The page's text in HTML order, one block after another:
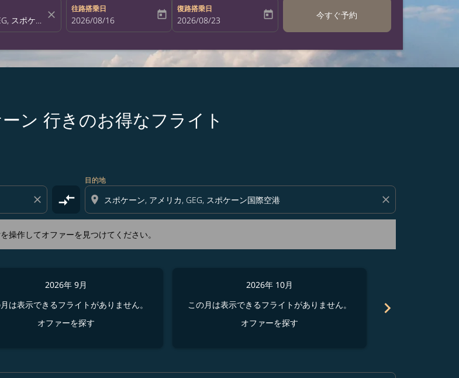
close
往路搭乗日
fc-booking-departure-date-aria-label
2026/08/16 today
復路搭乗日
fc-booking-return-date-aria-label
2026/08/23 today 今すぐ予約
ン 行きのお得なフライト
close compare_arrows
目的地
location_on close
操作してオファーを見つけてください。
日付を操作してオファーを見つけてください。
2026年 9月
は表示できるフライトがありません。
オファーを探す
2026年 10月
この月は表示できるフライトがありません。
オファーを探す
chevron_right